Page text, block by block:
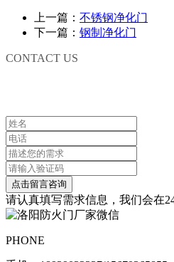
上一篇： 不锈钢净化门
下一篇： 钢制净化门
CONTACT US
请认真填写需求信息，我们会在
PHONE